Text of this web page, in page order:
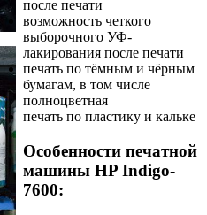
после печати
возможность четкого
выборочного УФ-
лакирования после печати
печать по тёмным и чёрным
бумагам, в том числе
полноцветная
печать по пластику и кальке
Особенности печатной
машины HP Indigo-
7600: